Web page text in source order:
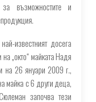
за възможностите и
известният досега
„окто“ майката Надя
на 26 януари 2009 г.,
майка с 6 други деца,
започва тези